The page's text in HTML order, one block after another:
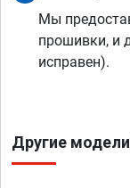
Мы
прошивки, и
исправен).
Другие